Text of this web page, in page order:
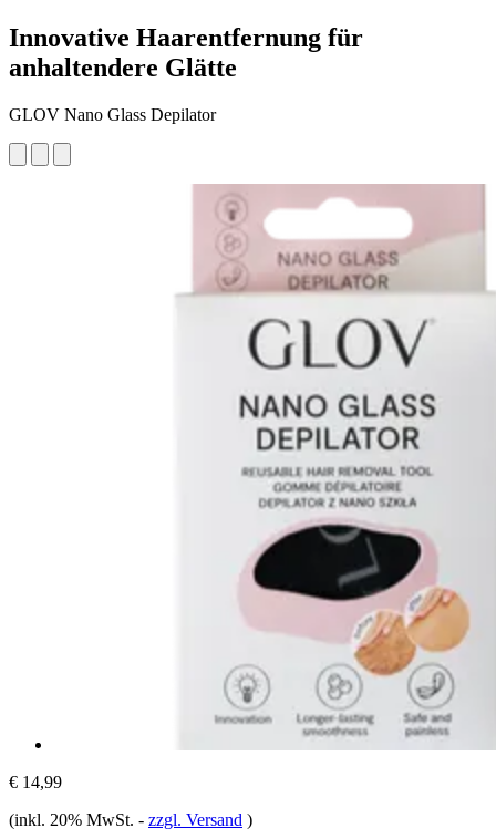
Innovative Haarentfernung für
anhaltendere Glätte
GLOV Nano Glass Depilator
€ 14,99
(inkl. 20% MwSt. - zzgl. Versand )